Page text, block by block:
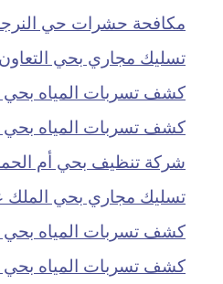
مكافحة حشرات حي
تسليك مجاري بحي
كشف تسربات المياه بحي
كشف تسربات المياه بحي
شركة تنظيف بحي أم
تسليك مجاري بحي الملك
كشف تسربات المياه بحي
كشف تسربات المياه بحي